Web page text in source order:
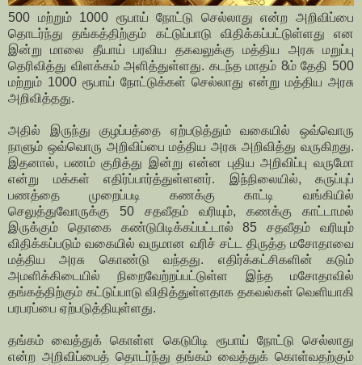
500 மற்றும் 1000 ரூபாய் நோட்டு செல்லாது என்ற அறிவிப்பை
தொடர்ந்து தங்கத்திற்கும் கட்டுப்பாடு விதிக்கப்பட்டுள்ளது என
இன்று மாலை தீயாய் பரவிய தகவலுக்கு மத்திய அரசு மறுப்பு
தெரிவித்து விளக்கம் அளித்துள்ளது. கடந்த மாதம் 8ம் தேதி 500
மற்றும் 1000 ரூபாய் நோட்டுக்கள் செல்லாது என்று மத்திய அரசு
அறிவித்தது.
அதில் இருந்து குழப்பத்தை ஏற்படுத்தும் வகையில் ஒவ்வொரு
நாளும் ஒவ்வொரு அறிவிப்பை மத்திய அரசு அறிவித்து வருகிறது.
இதனால், பணம் குறித்து இன்று என்ன புதிய அறிவிப்பு வருமோ
என்று மக்கள் எதிர்ப்பார்த்துள்ளனர். இந்நிலையில், கருப்புப்
பணத்தை முறைப்படி கணக்கு காட்டி வங்கியில்
செலுத்துவோருக்கு 50 சதவீதம் வரியும், கணக்கு காட்டாமல்
இருக்கும் தொகை கண்டுபிடிக்கப்பட்டால் 85 சதவீதம் வரியும்
விதிக்கப்படும் வகையில் வருமான வரிச் சட்ட திருத்த மசோதாவை
மத்திய அரசு கொண்டு வந்தது. எதிர்க்கட்சிகளின் கடும்
அமளிக்கிடையில் நிறைவேற்றப்பட்டுள்ள இந்த மசோதாவில்
தங்கத்திற்கும் கட்டுப்பாடு விதித்துள்ளதாக தகவல்கள் வெளியாகி
பரபரப்பை ஏற்படுத்தியுள்ளது.
தங்கம் வைத்துக் கொள்ள கெடுபிடி ரூபாய் நோட்டு செல்லாது
என்ற அறிவிப்பைத் தொடர்ந்து தங்கம் வைத்துக் கொள்வதற்கும்